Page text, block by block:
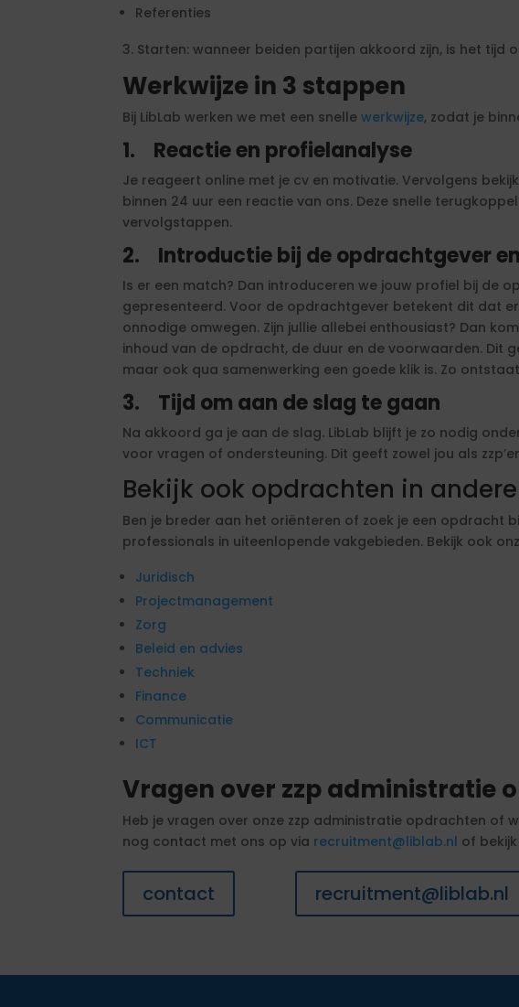
Referenties
Starten: wanneer beiden partijen akkoord zijn, is het tijd
Werkwijze in 3 stappen
Bij LibLab werken we met een snellewerkwijze, zodat je
1. Reactie en profielanalyse
Je reageert online met je cv en motivatie. Vervolgens
binnen 24 uur een reactie van ons. Deze snelle
vervolgstappen.
2. Introductie bij de opdrachtgever
Is er een match? Dan introduceren we jouw profiel bij de
gepresenteerd. Voor de opdrachtgever betekent dit dat
onnodige omwegen. Zijn jullie allebei enthousiast? Dan
inhoud van de opdracht, de duur en de voorwaarden. Dit
maar ook qua samenwerking een goede klik is. Zo
3. Tijd om aan de slag te gaan
Na akkoord ga je aan de slag. LibLab blijft je zo nodig
voor vragen of ondersteuning. Dit geeft zowel jou als
Bekijk ook opdrachten in
Ben je breder aan het oriënteren of zoek je een opdracht
professionals in uiteenlopende vakgebieden. Bekijk ook
Juridisch
Projectmanagement
Zorg
Beleid en advies
Techniek
Finance
Communicatie
ICT
Vragen over zzp administratie
Heb je vragen over onze zzp administratie opdrachten of
nog contact met ons op via recruitment@liblab.nl of
contact recruitment@liblab.nl